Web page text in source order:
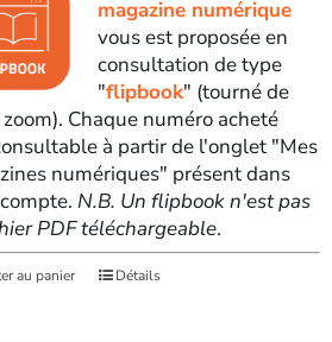
magazine numérique
vous est proposée en
consultation de type
"flipbook" (tourné de
Chaque numéro acheté
à partir de l'onglet "Mes
numériques" présent dans
N.B. Un flipbook n'est pas
PDF téléchargeable.
au panier Détails